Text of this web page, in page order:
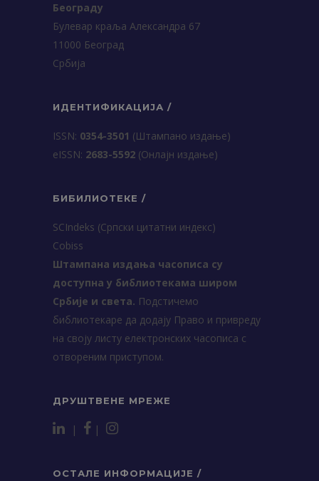
Београду
Булевар краља Александра 67
11000 Београд
Србија
ИДЕНТИФИКАЦИЈА /
ISSN: 0354-3501 (Штампано издање)
еISSN: 2683-5592 (Онлајн издање)
БИБИЛИОТЕКЕ /
SCIndeks (Српски цитатни индекс)
Cobiss
Штампана издања часописа су
доступна у библиотекама широм
Србије и света. Подстичемо
библиотекаре да додају Право и привреду
на своју листу електронских часописа с
отвореним приступом.
ДРУШТВЕНЕ МРЕЖЕ
| |
ОСТАЛЕ ИНФОРМАЦИЈЕ /